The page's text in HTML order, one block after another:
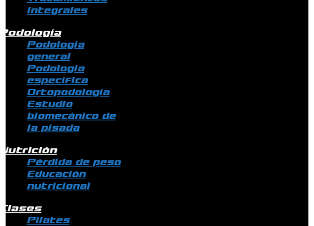
integrales
Podología
general
Podología
específica
Ortopodología
Estudio
biomecánico de
la pisada
Pérdida de peso
Educación
nutricional
Pilates